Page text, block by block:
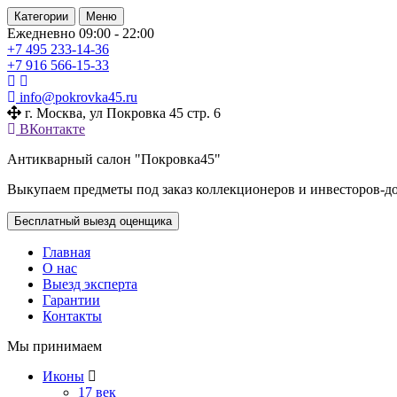
Категории Меню
Ежедневно 09:00 - 22:00
+7 495 233-14-36
+7 916 566-15-33
info@pokrovka45.ru
г. Москва, ул Покровка 45 стр. 6
ВКонтакте
Антикварный салон "Покровка45"
Выкупаем предметы под заказ коллекционеров и инвесторов-
Бесплатный выезд оценщика
Главная
О нас
Выезд эксперта
Гарантии
Контакты
Мы принимаем
Иконы
17 век